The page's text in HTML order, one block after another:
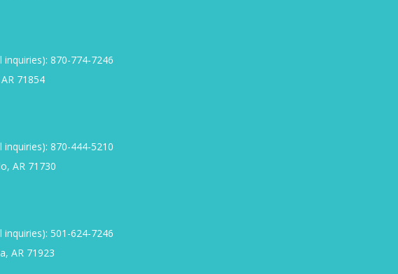
inquiries): 870-774-7246
71854
inquiries): 870-444-5210
AR 71730
inquiries): 501-624-7246
AR 71923